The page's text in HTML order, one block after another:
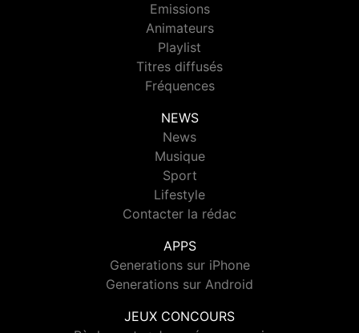
Emissions
Animateurs
Playlist
Titres diffusés
Fréquences
NEWS
News
Musique
Sport
Lifestyle
Contacter la rédac
APPS
Generations sur iPhone
Generations sur Android
JEUX CONCOURS